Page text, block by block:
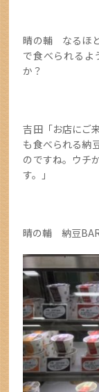
晴の輔 なるほ
で食べられるよ
か？
吉田「お店にご
も食べられる納
のですね。ウチ
す。」
晴の輔 納豆BAR